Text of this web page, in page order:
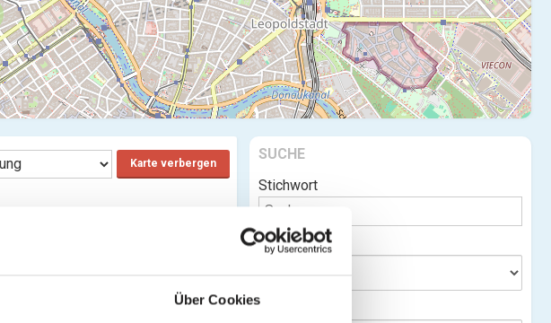
Über Cookies
SUCHE
Stichwort
Bundesland
Bezirk
Karte verbergen